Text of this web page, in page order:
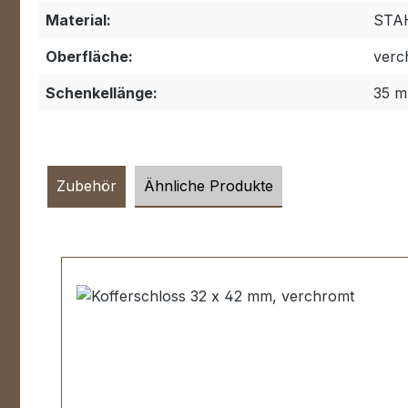
Material:
Oberfläche:
Schenkellänge:
35
Zubehör Ähnliche Produkte